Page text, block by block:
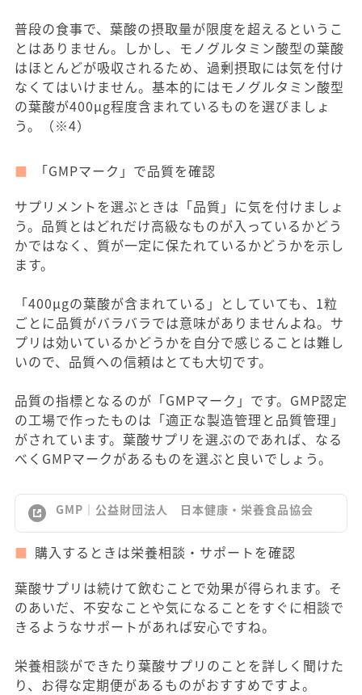
普段の食事で、葉酸の摂取量が限度を超えるというこ
とはありません。しかし、モノグルタミン酸型の葉酸
はほとんどが吸収されるため、過剰摂取には気を付け
なくてはいけません。基本的にはモノグルタミン酸型
の葉酸が400μg程度含まれているものを選びましょ
う。（※4）
「GMPマーク」で品質を確認
サプリメントを選ぶときは「品質」に気を付けましょ
う。品質とはどれだけ高級なものが入っているかどう
かではなく、質が一定に保たれているかどうかを示し
ます。
「400μgの葉酸が含まれている」としていても、1粒
ごとに品質がバラバラでは意味がありませんよね。サ
プリは効いているかどうかを自分で感じることは難し
いので、品質への信頼はとても大切です。
品質の指標となるのが「GMPマーク」です。GMP認定
の工場で作ったものは「適正な製造管理と品質管理」
がされています。葉酸サプリを選ぶのであれば、なる
べくGMPマークがあるものを選ぶと良いでしょう。
GMP｜公益財団法人 日本健康・栄養食品協会
購入するときは栄養相談・サポートを確認
葉酸サプリは続けて飲むことで効果が得られます。そ
のあいだ、不安なことや気になることをすぐに相談で
きるようなサポートがあれば安心ですね。
栄養相談ができたり葉酸サプリのことを詳しく聞けた
り、お得な定期便があるものがおすすめですよ。